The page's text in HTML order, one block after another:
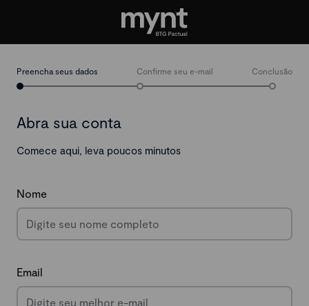
Preencha seus dados Confirme seu e-mail Conclusão
Abra sua conta
Comece aqui, leva poucos minutos
Nome
Email